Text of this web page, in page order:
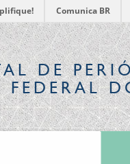
Comunica BR
DE
FEDERAL